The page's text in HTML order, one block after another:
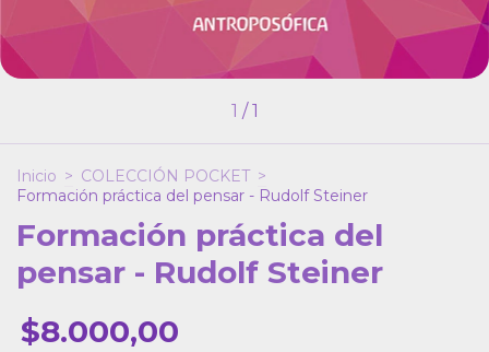
1 /1
Inicio > COLECCIÓN POCKET >
Formación práctica del pensar - Rudolf Steiner
Formación práctica del
pensar - Rudolf Steiner
$8.000,00